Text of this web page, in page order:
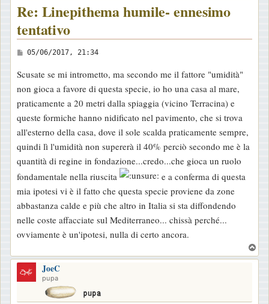
Re: Linepithema humile- ennesimo
tentativo
M
s
s
a
g
g
i
o
05/06/2017, 21:34
Scusate se mi intrometto, ma secondo me il fattore "umidità"
non gioca a favore di questa specie, io ho una casa al mare,
praticamente a 20 metri dalla spiaggia (vicino Terracina) e
queste formiche hanno nidificato nel pavimento, che si trova
all'esterno della casa, dove il sole scalda praticamente sempre,
quindi lì l'umidità non supererà il 40% perciò secondo me è la
quantità di regine in fondazione...credo...che gioca un ruolo
fondamentale nella riuscita
e a conferma di questa
mia ipotesi vi è il fatto che questa specie proviene da zone
abbastanza calde e più che altro in Italia si sta diffondendo
nelle coste affacciate sul Mediterraneo... chissà perché...
ovviamente è un'ipotesi, nulla di certo ancora.
o
JoeC
pupa